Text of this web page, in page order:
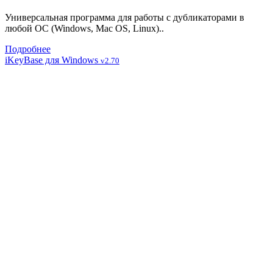
Универсальная программа для работы с дубликаторами в
любой ОС (Windows, Mac OS, Linux)..
Подробнее
iKeyBase для Windows v2.70